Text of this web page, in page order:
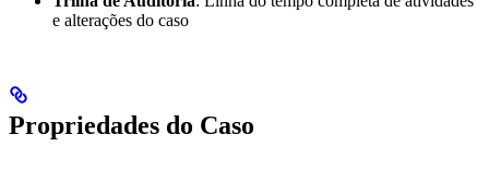
e alterações do caso
Propriedades do Caso